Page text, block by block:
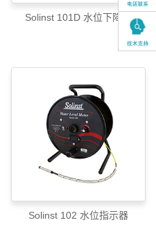
Solinst 101D 水位下降计
Solinst 102 水位指示器